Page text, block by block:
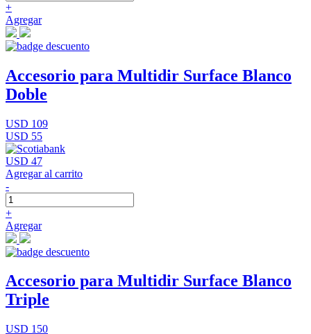
+
Agregar
Accesorio para Multidir Surface Blanco
Doble
USD 109
USD 55
USD 47
Agregar al carrito
-
+
Agregar
Accesorio para Multidir Surface Blanco
Triple
USD 150